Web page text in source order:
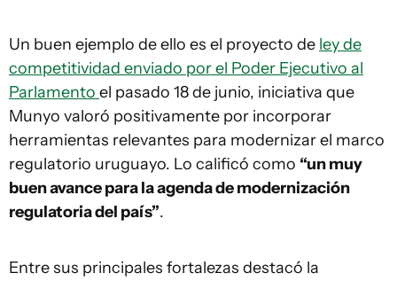
Un buen ejemplo de ello es el proyecto de ley de
competitividad enviado por el Poder Ejecutivo al
Parlamento el pasado 18 de junio, iniciativa que
Munyo valoró positivamente por incorporar
herramientas relevantes para modernizar el marco
regulatorio uruguayo. Lo calificó como “un muy
buen avance para la agenda de modernización
regulatoria del país”.
Entre sus principales fortalezas destacó la